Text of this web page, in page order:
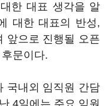
한 대표 생각을 알
대한 대표의 반성,
앞으로 진행될 오픈
문이다.
국내외 임직원 간담
4일에는 주요 임원